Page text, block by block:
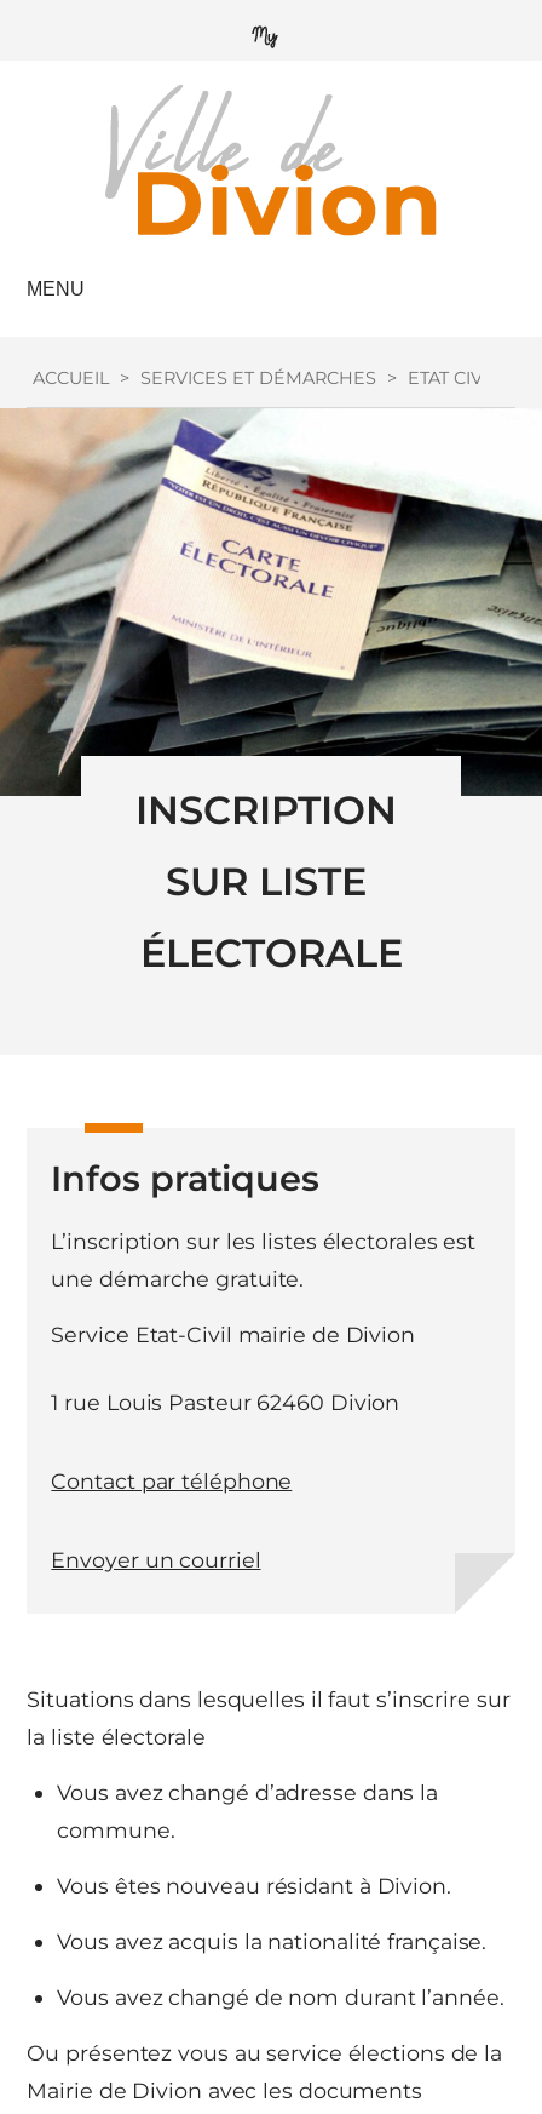
MENU
ACCUEIL > SERVICES ET DÉMARCHES > ETAT CIVIL
INSCRIPTION
SUR LISTE
ÉLECTORALE
Situations dans lesquelles il faut s’inscrire sur
la liste électorale
Vous avez changé d’adresse dans la
commune.
Vous êtes nouveau résidant à Divion.
Vous avez acquis la nationalité française.
Vous avez changé de nom durant l’année.
Ou présentez vous au service élections de la
Mairie de Divion avec les documents
Infos pratiques
L’inscription sur les listes électorales est
une démarche gratuite.
Service Etat-Civil mairie de Divion
1 rue Louis Pasteur 62460 Divion
Contact par téléphone
Envoyer un courriel